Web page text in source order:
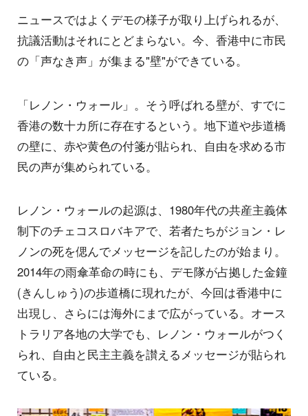
ニュースではよくデモの様子が取り上げられるが、
抗議活動はそれにとどまらない。今、香港中に市民
の「声なき声」が集まる"壁"ができている。
「レノン・ウォール」。そう呼ばれる壁が、すでに
香港の数十カ所に存在するという。地下道や歩道橋
の壁に、赤や黄色の付箋が貼られ、自由を求める市
民の声が集められている。
レノン・ウォールの起源は、1980年代の共産主義体
制下のチェコスロバキアで、若者たちがジョン・レ
ノンの死を偲んでメッセージを記したのが始まり。
2014年の雨傘革命の時にも、デモ隊が占拠した金鐘
(きんしゅう)の歩道橋に現れたが、今回は香港中に
出現し、さらには海外にまで広がっている。オース
トラリア各地の大学でも、レノン・ウォールがつく
られ、自由と民主主義を讃えるメッセージが貼られ
ている。